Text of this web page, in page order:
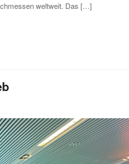
weltweit. Das […]